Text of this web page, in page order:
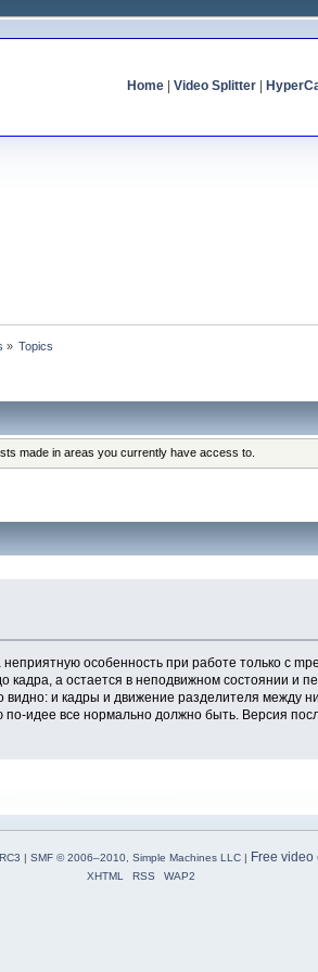
Home| Video Splitter|
» Topics
made in areas you currently have access to.
особенность при работе только с
а остается в неподвижном состоянии и
видно: и кадры и движение разделителя между
идее все нормально должно быть. Версия
| SMF © 2006–2010, Simple Machines LLC| Free video
XHTML RSS WAP2